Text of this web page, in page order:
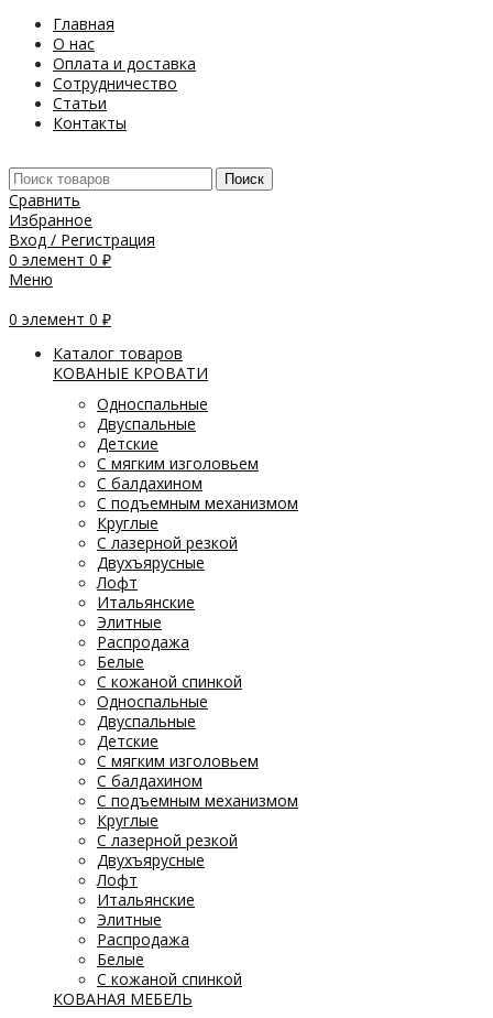
Главная
О нас
Оплата и доставка
Сотрудничество
Статьи
Контакты
Поиск
Сравнить
Избранное
Вход / Регистрация
0 элемент 0 ₽
Меню
0 элемент 0 ₽
Каталог товаров
КОВАНЫЕ КРОВАТИ
Односпальные
Двуспальные
Детские
С мягким изголовьем
С балдахином
С подъемным механизмом
Круглые
С лазерной резкой
Двухъярусные
Лофт
Итальянские
Элитные
Распродажа
Белые
С кожаной спинкой
Односпальные
Двуспальные
Детские
С мягким изголовьем
С балдахином
С подъемным механизмом
Круглые
С лазерной резкой
Двухъярусные
Лофт
Итальянские
Элитные
Распродажа
Белые
С кожаной спинкой
КОВАНАЯ МЕБЕЛЬ